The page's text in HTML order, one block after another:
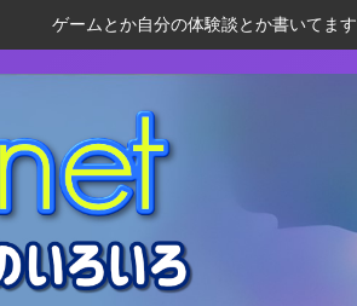
ゲームとか自分の体験談とか書いてます